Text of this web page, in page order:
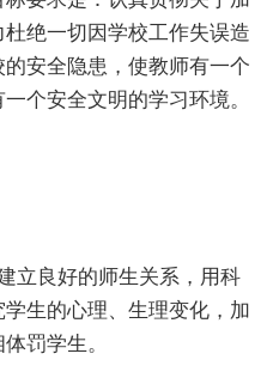
绝一切因学校工作失误造
安全隐患，使教师有一个
个安全文明的学习环境。
立良好的师生关系，用科
生的心理、生理变化，加
罚学生。